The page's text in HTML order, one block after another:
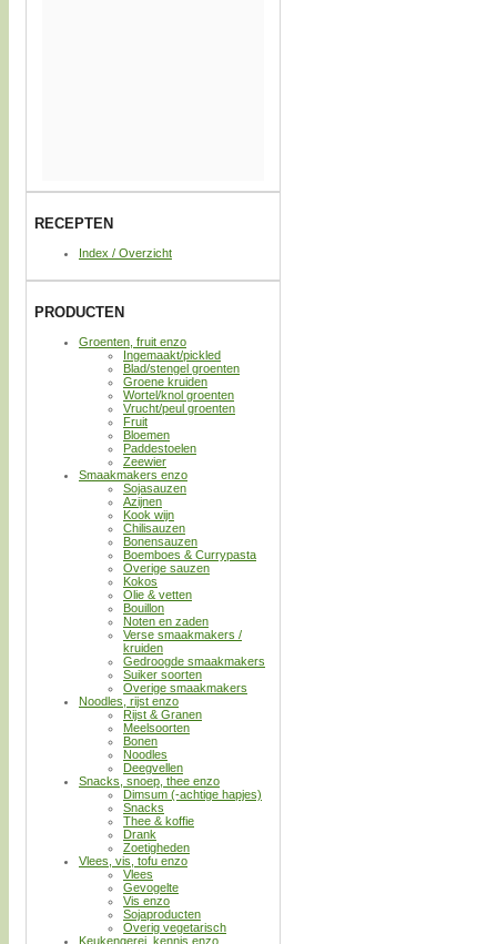
RECEPTEN
Index / Overzicht
PRODUCTEN
Groenten, fruit enzo
Ingemaakt/pickled
Blad/stengel groenten
Groene kruiden
Wortel/knol groenten
Vrucht/peul groenten
Fruit
Bloemen
Paddestoelen
Zeewier
Smaakmakers enzo
Sojasauzen
Azijnen
Kook wijn
Chilisauzen
Bonensauzen
Boemboes & Currypasta
Overige sauzen
Kokos
Olie & vetten
Bouillon
Noten en zaden
Verse smaakmakers /
kruiden
Gedroogde smaakmakers
Suiker soorten
Overige smaakmakers
Noodles, rijst enzo
Rijst & Granen
Meelsoorten
Bonen
Noodles
Deegvellen
Snacks, snoep, thee enzo
Dimsum (-achtige hapjes)
Snacks
Thee & koffie
Drank
Zoetigheden
Vlees, vis, tofu enzo
Vlees
Gevogelte
Vis enzo
Sojaproducten
Overig vegetarisch
Keukengerei, kennis enzo